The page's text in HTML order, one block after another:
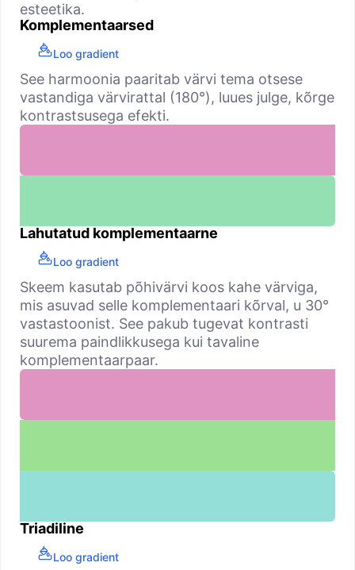
esteetika.
Komplementaarsed
Loo gradient
See harmoonia paaritab värvi tema otsese
vastandiga värvirattal (180°), luues julge, kõrge
kontrastsusega efekti.
Lahutatud komplementaarne
Loo gradient
Skeem kasutab põhivärvi koos kahe värviga,
mis asuvad selle komplementaari kõrval, u 30°
vastastoonist. See pakub tugevat kontrasti
suurema paindlikkusega kui tavaline
komplementaarpaar.
Triadiline
Loo gradient